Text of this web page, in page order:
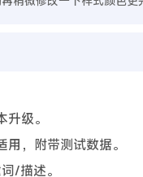
级。
，附带测试数据。
/描述。